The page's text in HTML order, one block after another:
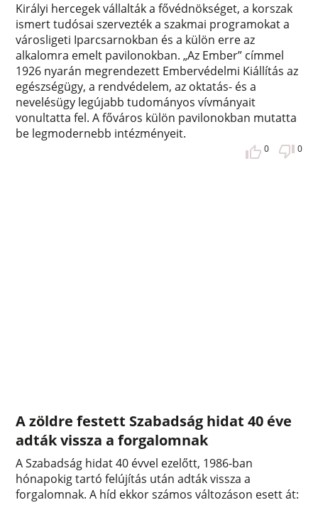
Királyi hercegek vállalták a fővédnökséget, a korszak
ismert tudósai szervezték a szakmai programokat a
városligeti Iparcsarnokban és a külön erre az
alkalomra emelt pavilonokban. „Az Ember” címmel
1926 nyarán megrendezett Embervédelmi Kiállítás az
egészségügy, a rendvédelem, az oktatás- és a
nevelésügy legújabb tudományos vívmányait
vonultatta fel. A főváros külön pavilonokban mutatta
be legmodernebb intézményeit.
0 0
A zöldre festett Szabadság hidat 40 éve
adták vissza a forgalomnak
A Szabadság hidat 40 évvel ezelőtt, 1986-ban
hónapokig tartó felújítás után adták vissza a
forgalomnak. A híd ekkor számos változáson esett át: